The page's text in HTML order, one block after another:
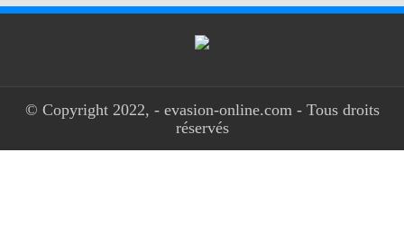
© Copyright 2022, - evasion-online.com - Tous droits
réservés